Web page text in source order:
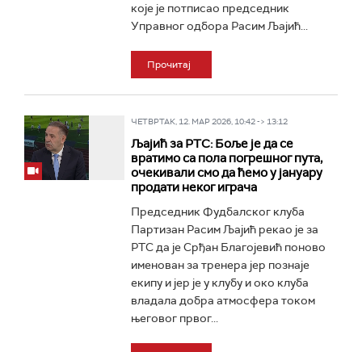
које је потписао председник
Управног одбора Расим Љајић...
Прочитај
ЧЕТВРТАК, 12. МАР 2026, 10:42 -> 13:12
Љајић за РТС: Боље је да се
вратимо са пола погрешног пута,
очекивали смо да ћемо у јануару
продати неког играча
Председник Фудбалског клуба
Партизан Расим Љајић рекао је за
РТС да је Срђан Благојевић поново
именован за тренера јер познаје
екипу и јер је у клубу и око клуба
владала добра атмосфера током
његовог првог...